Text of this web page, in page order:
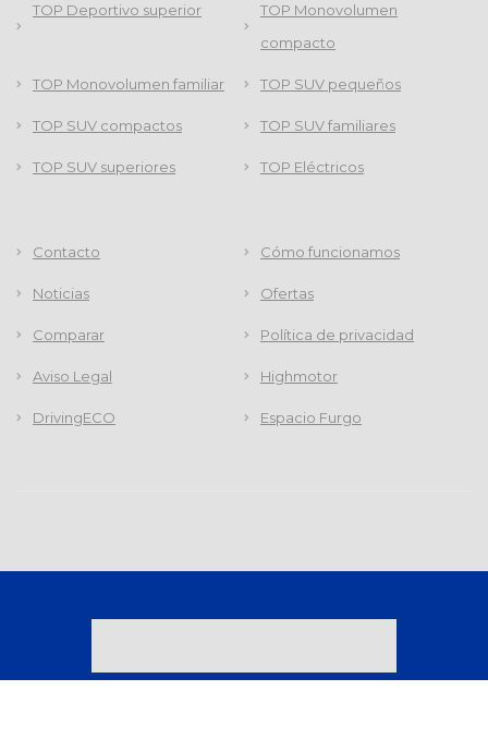
TOP Deportivo superior
TOP Monovolumen
compacto
TOP Monovolumen familiar TOP SUV pequeños
TOP SUV compactos TOP SUV familiares
TOP SUV superiores TOP Eléctricos
Contacto Cómo funcionamos
Noticias Ofertas
Comparar Política de privacidad
Aviso Legal Highmotor
DrivingECO Espacio Furgo